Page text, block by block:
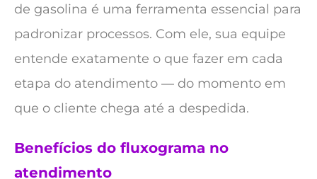
de gasolina é uma ferramenta essencial para
padronizar processos. Com ele, sua equipe
entende exatamente o que fazer em cada
etapa do atendimento — do momento em
que o cliente chega até a despedida.
Benefícios do fluxograma no
atendimento